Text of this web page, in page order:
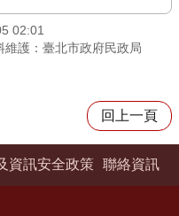
02:01
維護：臺北市政府民政局
回上一頁
資訊安全政策 聯絡資訊